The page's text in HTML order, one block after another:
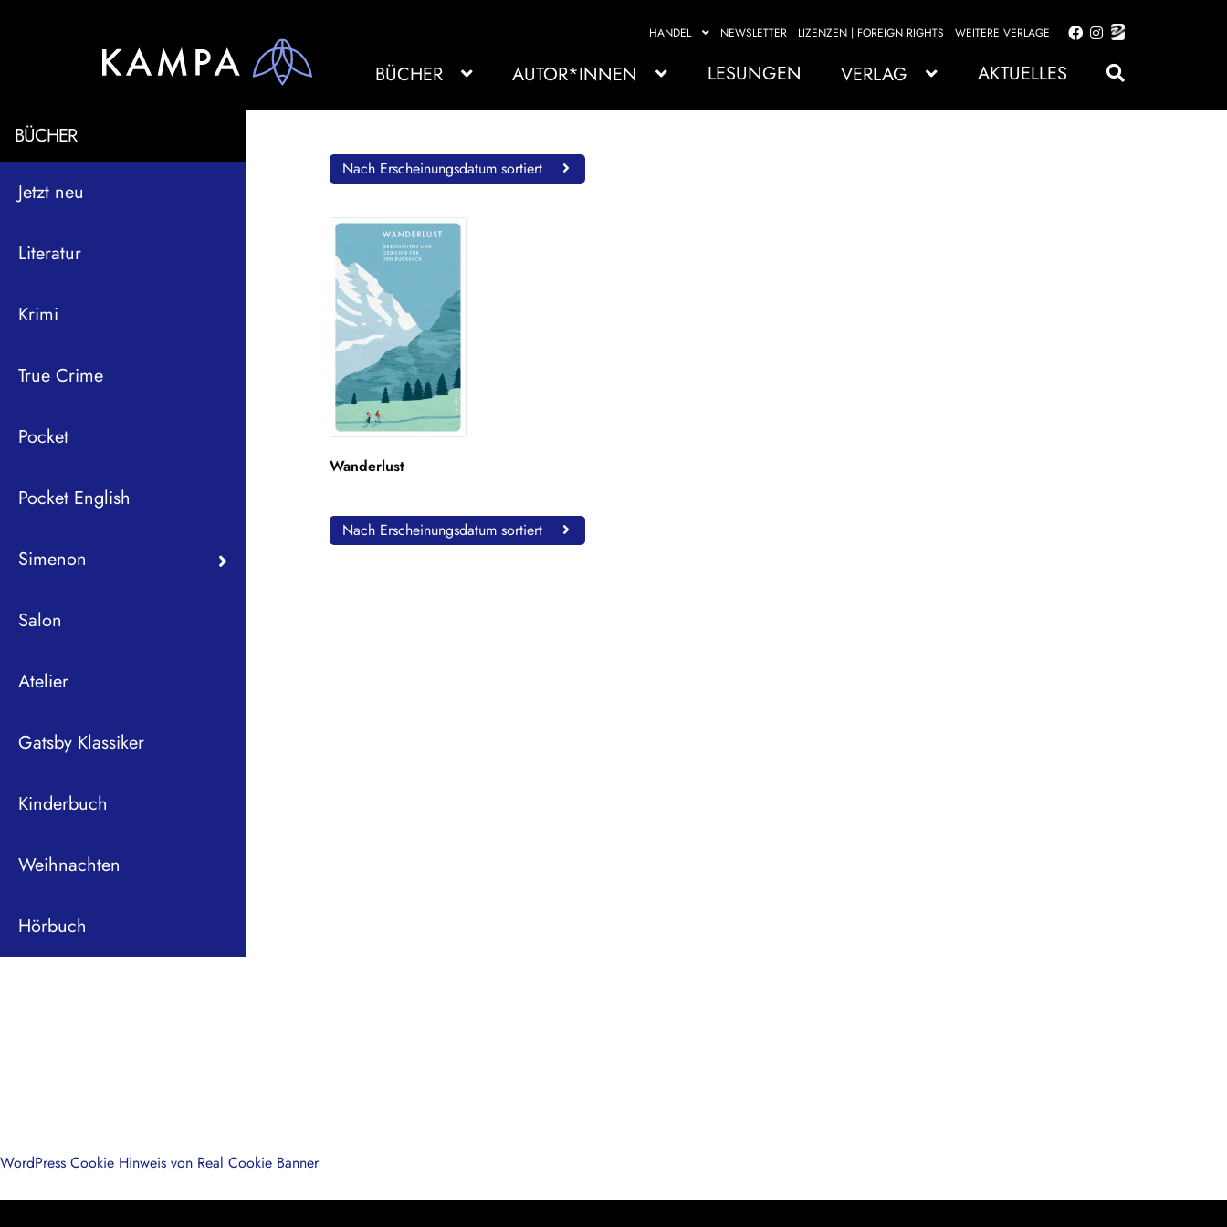
HANDEL NEWSLETTER LIZENZEN | FOREIGN RIGHTS WEITERE VERLAGE
Zur
springen
Zum
springen
BÜCHER AUTOR*INNEN LESUNGEN VERLAG AKTUELLES
BÜCHER
Jetzt neu
Literatur
Krimi
True Crime
Pocket
Pocket English
Simenon
Salon
Atelier
Gatsby Klassiker
Kinderbuch
Weihnachten
Hörbuch
Nach Erscheinungsdatum sortiert
Wanderlust
Nach Erscheinungsdatum sortiert
WordPress Cookie Hinweis von Real Cookie Banner